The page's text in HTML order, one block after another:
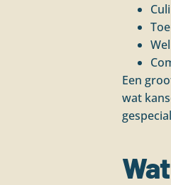
Een
wat